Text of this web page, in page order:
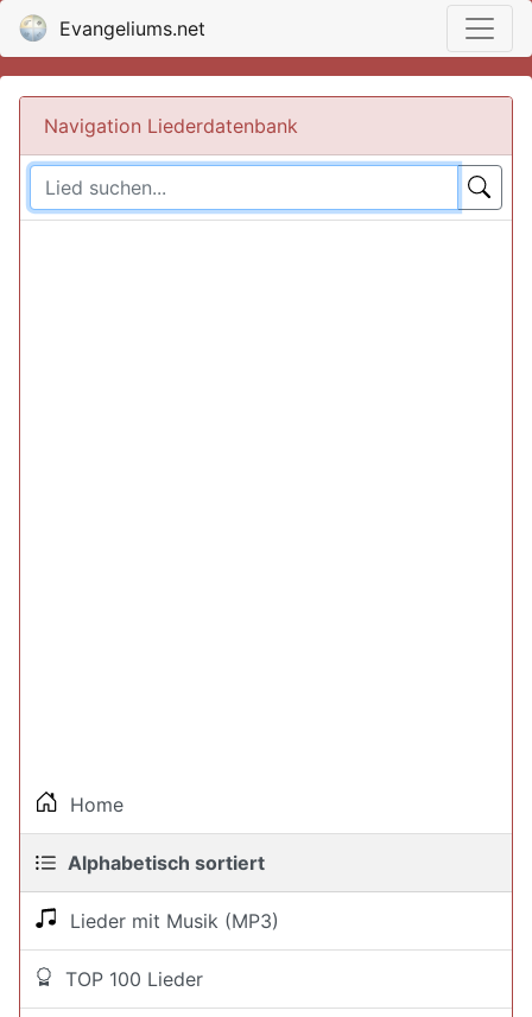
Evangeliums.net
Navigation Liederdatenbank
Home
Alphabetisch sortiert
Lieder mit Musik (MP3)
TOP 100 Lieder